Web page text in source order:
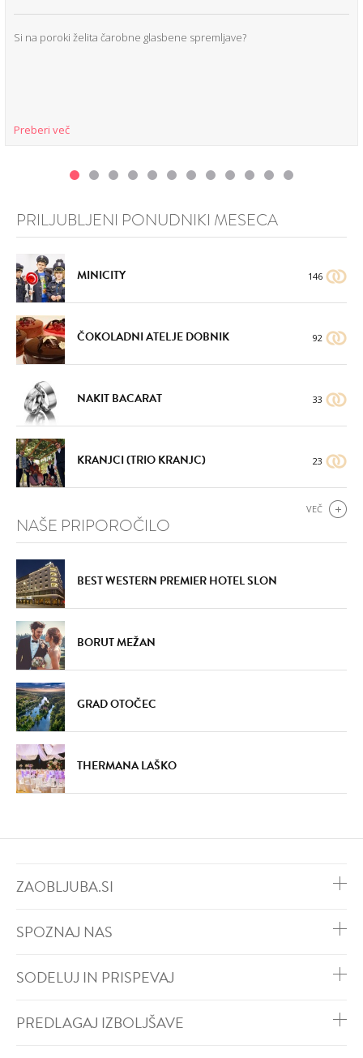
Si na poroki želita čarobne glasbene spremljave?
Preberi več
PRILJUBLJENI PONUDNIKI MESECA
MINICITY 146
ČOKOLADNI ATELJE DOBNIK 92
NAKIT BACARAT 33
KRANJCI (TRIO KRANJC) 23
VEČ
NAŠE PRIPOROČILO
BEST WESTERN PREMIER HOTEL SLON
BORUT MEŽAN
GRAD OTOČEC
THERMANA LAŠKO
ZAOBLJUBA.SI
SPOZNAJ NAS
SODELUJ IN PRISPEVAJ
PREDLAGAJ IZBOLJŠAVE